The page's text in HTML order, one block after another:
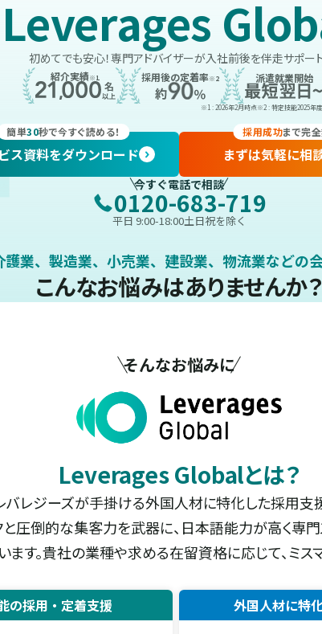
Leverages
初めてでも安心！専門アドバイザーが入社前後を伴走サポート
紹介実績※1 採用後の定着率※2 派遣就業開始
※1 : 2026年2月時点※2 : 特定技能2025年
簡単30秒で今すぐ読める！
ス資料をダウンロード
採用成功まで完全
まずは気軽に相
今すぐ電話で相談
0120-683-719
平日 9:00-18:00土日祝を除く
護業、製造業、小売業、建設業、 物流業などの
こんなお悩みはありませんか？
そんなお悩みに
Leverages Globalとは？
バレジーズが手掛ける外国人材に特化した採用支
と圧倒的な集客力を武器に、日本語能力が高く専
す。貴社の業種や求める在留資格に応じて、ミス
の採用・定着支援 外国人材に特